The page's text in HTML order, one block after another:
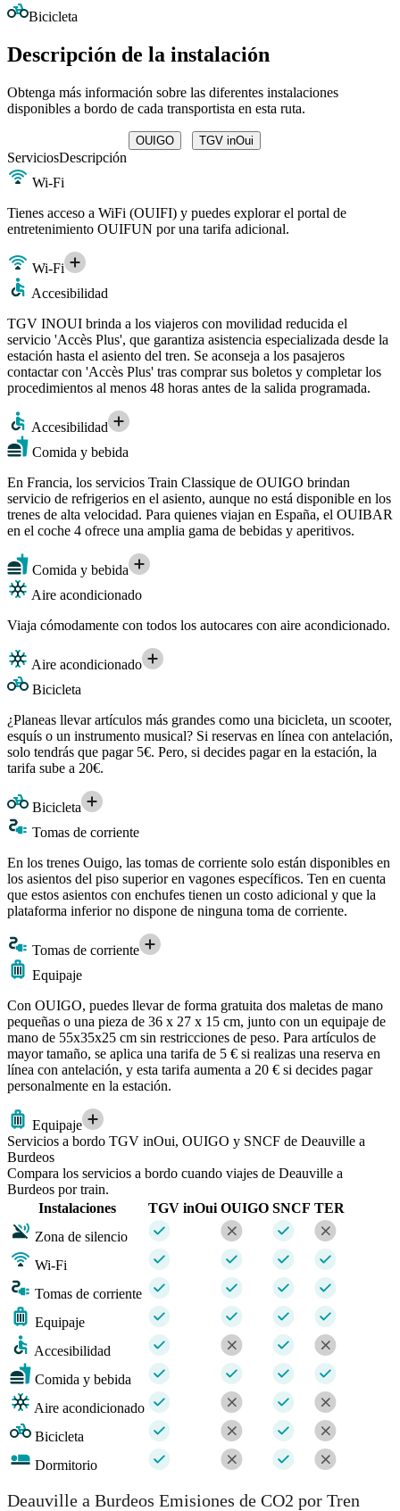
Bicicleta
Descripción de la instalación
Obtenga más información sobre las diferentes instalaciones
disponibles a bordo de cada transportista en esta ruta.
OUIGO TGV inOui
ServiciosDescripción
Wi-Fi
Tienes acceso a WiFi (OUIFI) y puedes explorar el portal de
entretenimiento OUIFUN por una tarifa adicional.
Wi-Fi
Accesibilidad
TGV INOUI brinda a los viajeros con movilidad reducida el
servicio 'Accès Plus', que garantiza asistencia especializada desde la
estación hasta el asiento del tren. Se aconseja a los pasajeros
contactar con 'Accès Plus' tras comprar sus boletos y completar los
procedimientos al menos 48 horas antes de la salida programada.
Accesibilidad
Comida y bebida
En Francia, los servicios Train Classique de OUIGO brindan
servicio de refrigerios en el asiento, aunque no está disponible en los
trenes de alta velocidad. Para quienes viajan en España, el OUIBAR
en el coche 4 ofrece una amplia gama de bebidas y aperitivos.
Comida y bebida
Aire acondicionado
Viaja cómodamente con todos los autocares con aire acondicionado.
Aire acondicionado
Bicicleta
¿Planeas llevar artículos más grandes como una bicicleta, un scooter,
esquís o un instrumento musical? Si reservas en línea con antelación,
solo tendrás que pagar 5€. Pero, si decides pagar en la estación, la
tarifa sube a 20€.
Bicicleta
Tomas de corriente
En los trenes Ouigo, las tomas de corriente solo están disponibles en
los asientos del piso superior en vagones específicos. Ten en cuenta
que estos asientos con enchufes tienen un costo adicional y que la
plataforma inferior no dispone de ninguna toma de corriente.
Tomas de corriente
Equipaje
Con OUIGO, puedes llevar de forma gratuita dos maletas de mano
pequeñas o una pieza de 36 x 27 x 15 cm, junto con un equipaje de
mano de 55x35x25 cm sin restricciones de peso. Para artículos de
mayor tamaño, se aplica una tarifa de 5 € si realizas una reserva en
línea con antelación, y esta tarifa aumenta a 20 € si decides pagar
personalmente en la estación.
Equipaje
Servicios a bordo TGV inOui, OUIGO y SNCF de Deauville a
Burdeos
Compara los servicios a bordo cuando viajes de Deauville a
Burdeos por train.
Instalaciones
TGV inOui OUIGO SNCF TER
Zona de silencio
Wi-Fi
Tomas de corriente
Equipaje
Accesibilidad
Comida y bebida
Aire acondicionado
Bicicleta
Dormitorio
Deauville a Burdeos Emisiones de CO2 por Tren